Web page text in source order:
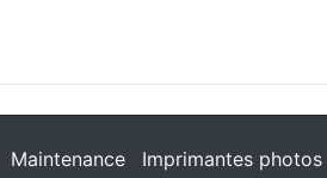
Maintenance Imprimantes photos